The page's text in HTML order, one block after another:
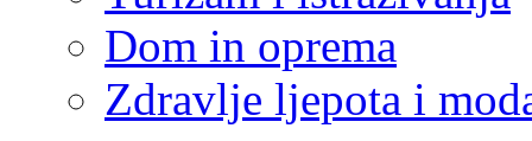
Dom in oprema
Zdravlje ljepota i